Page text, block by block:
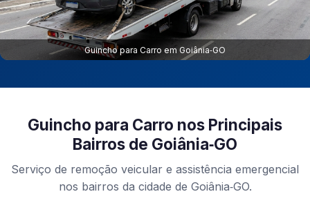
Guincho para Carro em Goiânia‑GO
Guincho para Carro nos Principais
Bairros de Goiânia‑GO
Serviço de remoção veicular e assistência emergencial
nos bairros da cidade de Goiânia‑GO.